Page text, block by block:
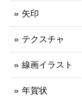
矢印
テクスチャ
線画イラスト
年賀状